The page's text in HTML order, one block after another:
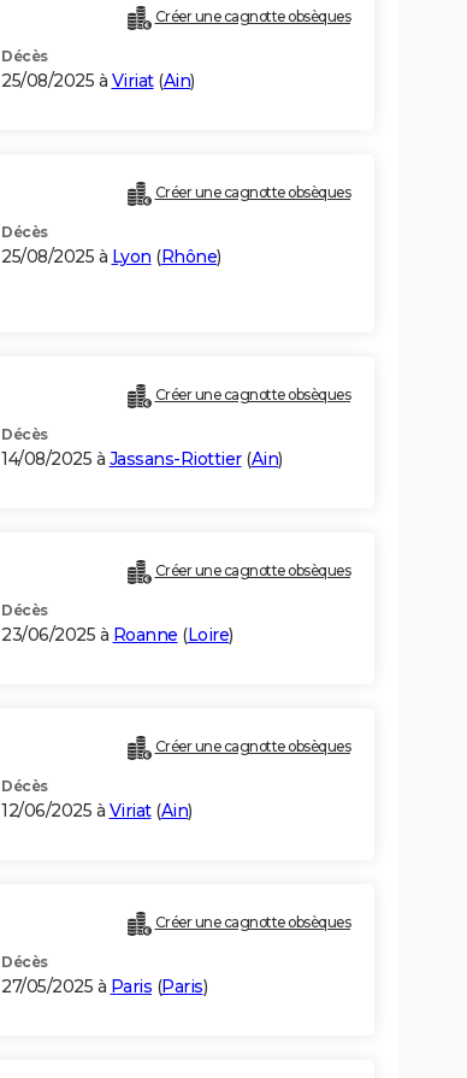
Créer une cagnotte obsèques
Décès
25/08/2025 à Viriat(Ain)
Créer une cagnotte obsèques
Décès
25/08/2025 à Lyon (Rhône)
Créer une cagnotte obsèques
Décès
14/08/2025 à Jassans-Riottier(Ain)
Créer une cagnotte obsèques
Décès
23/06/2025 à Roanne (Loire)
Créer une cagnotte obsèques
Décès
12/06/2025 à Viriat(Ain)
Créer une cagnotte obsèques
Décès
27/05/2025 à Paris (Paris)